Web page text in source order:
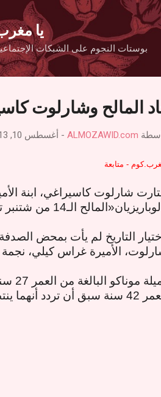
يا
بوستات النجوم على الشبكات
المالح وشارلوت كاسيراغي
ALMOZAWID.com
- أغسطس 10, 2013
- متابعة
شارلوت كاسيراغي، ابنة
المالح الـ14 من شتنبر تاريخا لعقد قرانهما حسب«لوباريزيان
الأميرة غراس كيلي، نجمة
ينتظران طفلا في ظل غياب أي تأكيد رسمي